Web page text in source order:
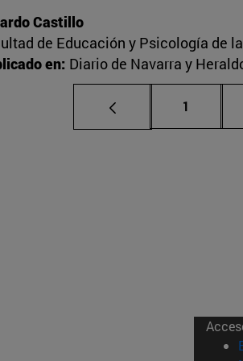
Castillo
de Educación y Psicología de
en: Diario de Navarra y
Página
1